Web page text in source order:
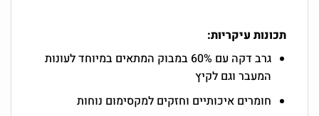
תכונות עיקריות:
גרב דקה עם 60% במבוק המתאים במיוחד לעונות
המעבר וגם לקיץ
חומרים איכותיים וחזקים למקסימום נוחות